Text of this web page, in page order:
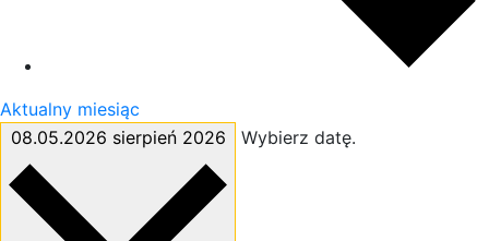
Aktualny miesiąc
08.05.2026 sierpień 2026 Wybierz datę.